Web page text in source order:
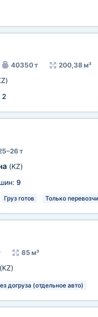
40350 т 200,38 м³
2
т
(KZ)
9
Груз готов Только
85 м³
(KZ)
догруза (отдельное авто)